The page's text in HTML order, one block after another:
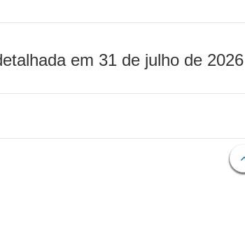
em 31 de julho de 2026